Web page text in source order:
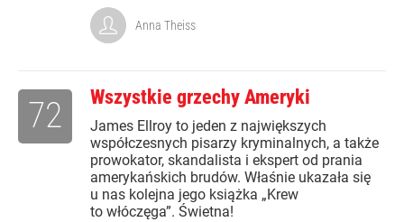
Anna Theiss
Wszystkie grzechy Ameryki
James Ellroy to jeden z największych
współczesnych pisarzy kryminalnych, a także
prowokator, skandalista i ekspert od prania
amerykańskich brudów. Właśnie ukazała się
u nas kolejna jego książka „Krew
to włóczęga”. Świetna!
72